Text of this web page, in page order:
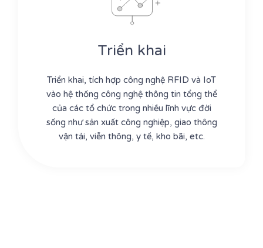
Triển khai
Triển khai, tích hợp công nghệ RFID và IoT
vào hệ thống công nghệ thông tin tổng thể
của các tổ chức trong nhiều lĩnh vực đời
sống như sản xuất công nghiệp, giao thông
vận tải, viễn thông, y tế, kho bãi, etc.